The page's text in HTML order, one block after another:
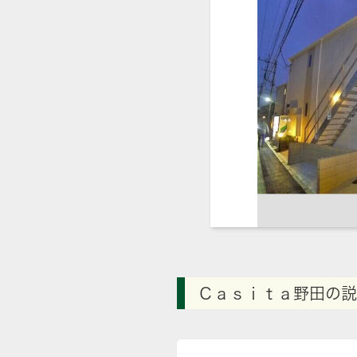
Ｃａｓｉｔａ野田の